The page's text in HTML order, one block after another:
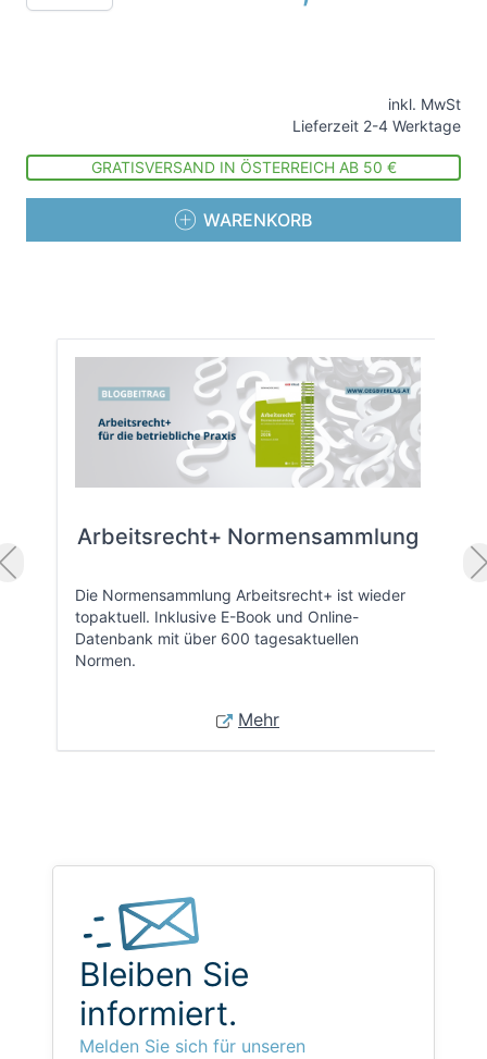
inkl. MwSt
Lieferzeit 2-4 Werktage
GRATISVERSAND IN ÖSTERREICH AB 50 €
WARENKORB
Arbeitsrecht+ Normensammlung
Die Normensammlung Arbeitsrecht+ ist wieder
topaktuell. Inklusive E-Book und Online-
Datenbank mit über 600 tagesaktuellen
Normen.
Mehr
Bleiben Sie
informiert.
Melden Sie sich für unseren